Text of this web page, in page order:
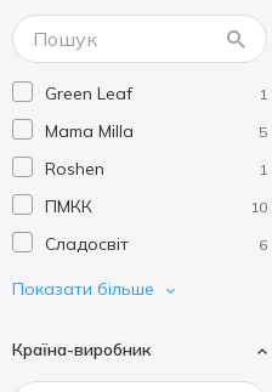
Green Leaf 1
Mama Milla 5
Roshen 1
ПМКК 10
Сладосвіт 6
Фаворит
Показати більше
Країна-виробник